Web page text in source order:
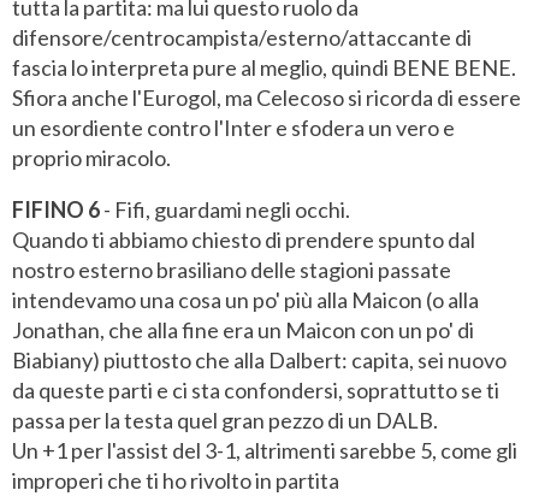
tutta la partita: ma lui questo ruolo da
difensore/centrocampista/esterno/attaccante di
fascia lo interpreta pure al meglio, quindi BENE BENE.
Sfiora anche l'Eurogol, ma Celecoso si ricorda di essere
un esordiente contro l'Inter e sfodera un vero e
proprio miracolo.
FIFINO 6- Fifi, guardami negli occhi.
Quando ti abbiamo chiesto di prendere spunto dal
nostro esterno brasiliano delle stagioni passate
intendevamo una cosa un po' più alla Maicon (o alla
Jonathan, che alla fine era un Maicon con un po' di
Biabiany) piuttosto che alla Dalbert: capita, sei nuovo
da queste parti e ci sta confondersi, soprattutto se ti
passa per la testa quel gran pezzo di un DALB.
Un +1 per l'assist del 3-1, altrimenti sarebbe 5, come gli
improperi che ti ho rivolto in partita